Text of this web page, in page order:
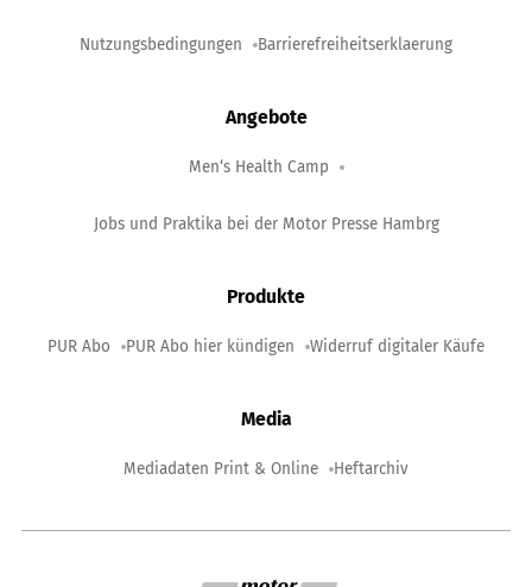
Nutzungsbedingungen Barrierefreiheitserklaerung
Angebote
Men‘s Health Camp
Jobs und Praktika bei der Motor Presse Hambrg
Produkte
PUR Abo PUR Abo hier kündigen Widerruf digitaler Käufe
Media
Mediadaten Print & Online Heftarchiv